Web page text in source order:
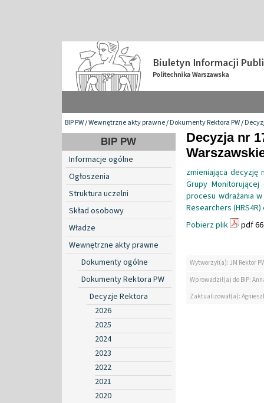
BIP PW/Wewnętrzne akty prawne/Dokumenty Rektora PW/
BIP PW
Informacje ogólne
Ogłoszenia
Struktura uczelni
Skład osobowy
Władze
Wewnętrzne akty prawne
Dokumenty ogólne
Dokumenty Rektora PW
Decyzje Rektora
2026
2025
2024
2023
2022
2021
2020
Decyzja nr
zmieniająca decyzję
Grupy
procesu wdrażania
Researchers
Pobierz plik
pdf
Wytworzył(a): JM Rektor
Wprowadził(a) do BIP:
Zaktualizował(a):